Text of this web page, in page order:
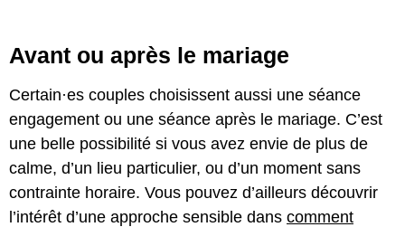
Avant ou après le mariage
Certain·es couples choisissent aussi une séance
engagement ou une séance après le mariage. C’est
une belle possibilité si vous avez envie de plus de
calme, d’un lieu particulier, ou d’un moment sans
contrainte horaire. Vous pouvez d’ailleurs découvrir
l’intérêt d’une approche sensible dans comment